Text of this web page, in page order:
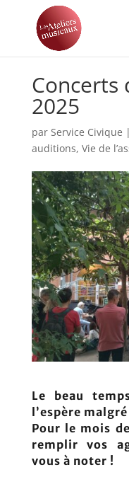
Concerts
2025
par Service Civique |
auditions, Vie de
Le beau
l’espère
Pour le mois
remplir vos
vous à noter !